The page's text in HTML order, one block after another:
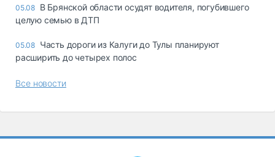
05.08 В Брянской области осудят водителя, погубившего
целую семью в ДТП
05.08 Часть дороги из Калуги до Тулы планируют
расширить до четырех полос
Все новости